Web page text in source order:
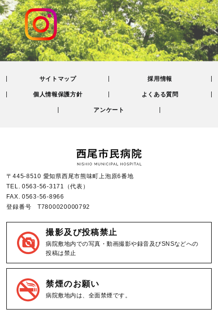
サイトマップ 採用情報
個人情報保護方針 よくある質問
アンケート
〒445-8510 愛知県西尾市熊味町上泡原6番地
TEL.0563-56-3171
（代表）
FAX.0563-56-8966
登録番号 T7800020000792
撮影及び投稿禁止
病院敷地内での写真・動画撮影や録音及びSNSなどへの
投稿は禁止
禁煙のお願い
病院敷地内は、全面禁煙です。